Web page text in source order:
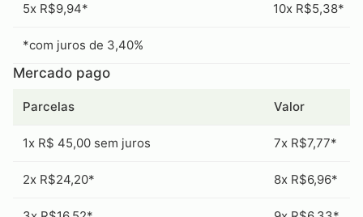
5x R$9,94* 10x R$5,38*
*com juros de 3,40%
Mercado pago
Parcelas Valor
1x R$ 45,00 sem juros 7x R$7,77*
2x R$24,20* 8x R$6,96*